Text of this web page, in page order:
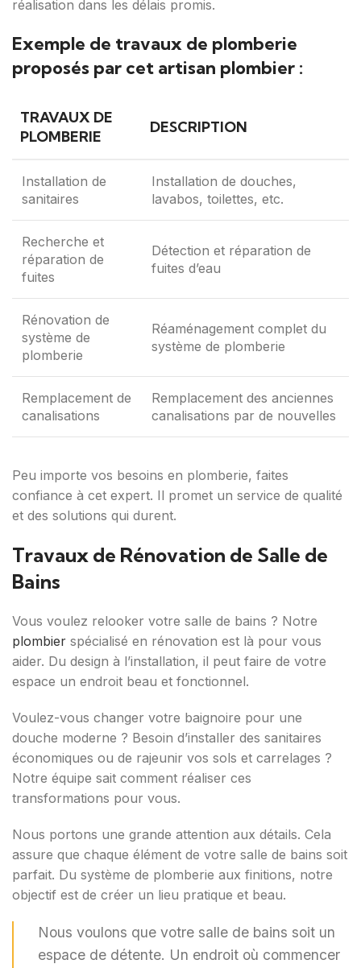
réalisation dans les délais promis.
Exemple de travaux de plomberie
proposés par cet artisan plombier :
TRAVAUX DE
PLOMBERIE
DESCRIPTION
Installation de
sanitaires
Installation de douches,
lavabos, toilettes, etc.
Recherche et
réparation de
fuites
Détection et réparation de
fuites d’eau
Rénovation de
système de
plomberie
Réaménagement complet du
système de plomberie
Remplacement de
canalisations
Remplacement des anciennes
canalisations par de nouvelles
Peu importe vos besoins en plomberie, faites
confiance à cet expert. Il promet un service de qualité
et des solutions qui durent.
Travaux de Rénovation de Salle de
Bains
Vous voulez relooker votre salle de bains ? Notre
plombier spécialisé en rénovation est là pour vous
aider. Du design à l’installation, il peut faire de votre
espace un endroit beau et fonctionnel.
Voulez-vous changer votre baignoire pour une
douche moderne ? Besoin d’installer des sanitaires
économiques ou de rajeunir vos sols et carrelages ?
Notre équipe sait comment réaliser ces
transformations pour vous.
Nous portons une grande attention aux détails. Cela
assure que chaque élément de votre salle de bains soit
parfait. Du système de plomberie aux finitions, notre
objectif est de créer un lieu pratique et beau.
Nous voulons que votre salle de bains soit un
espace de détente. Un endroit où commencer